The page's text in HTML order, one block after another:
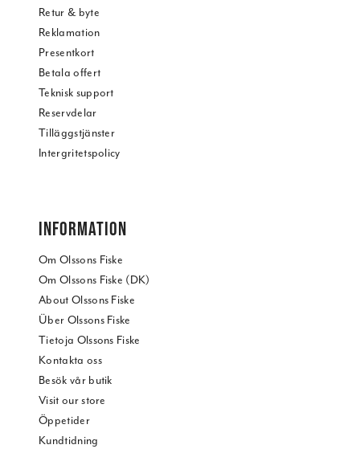
Retur & byte
Reklamation
Presentkort
Betala offert
Teknisk support
Reservdelar
Tilläggstjänster
Intergritetspolicy
INFORMATION
Om Olssons Fiske
Om Olssons Fiske (DK)
About Olssons Fiske
Über Olssons Fiske
Tietoja Olssons Fiske
Kontakta oss
Besök vår butik
Visit our store
Öppetider
Kundtidning